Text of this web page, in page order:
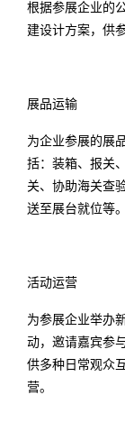
根据参展企业的
建设计方案，供
展品运输
为企业参展的展
括：装箱、报关
关、协助海关查
送至展台就位等。
活动运营
为参展企业举办
动，邀请嘉宾参
供多种日常观众
营。